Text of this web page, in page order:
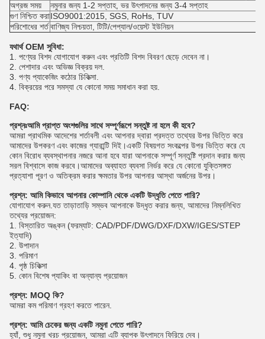
অগ্রজ সময়
নমুনার জন্য 1-2 সপ্তাহ, ভর উৎপাদনের জন্য 3-4 সপ্তাহ
গুণ নিশ্চিত করাISO9001:2015, SGS, RoHs, TUV
পরিশোধের শর্তবাণিজ্য নিশ্চয়তা, টিটি/পেপ্যাল/ওয়েস্ট ইউনিয়ন
যথার্থ OEM সুবিধা:
1. পণ্যের বিশদ যোগাযোগ করুন এবং প্রতিটি বিশদ বিবরণ ছেড়ে দেবেন না।
2. পেশাদার এবং অভিজ্ঞ বিক্রয় দল.
3. পণ্য প্যাকেজিং কঠোর চিকিত্সা.
4. বিক্রয়ের পরে সমস্যা যে কোনো সময় সমাধান করা হয়.
FAQ:
প্রশ্নঃআমি প্রাপ্ত অংশগুলির সাথে সম্পূর্ণরূপে সন্তুষ্ট না হলে কী হবে?
আমরা প্রাথমিক আদেশের শর্তাবলী এবং আপনার দ্বারা প্রদত্ত তথ্যের উপর ভিত্তি করে
আমাদের উপকরণ এবং কাজের গ্যারান্টি দিই।একটি বিষয়গত সংকল্পের উপর ভিত্তি করে যে
কোন বিরোধ ব্যবস্থাপনার নজরে আনা হবে যারা আপনাকে সম্পূর্ণ সন্তুষ্টি প্রদান করার জন্য
সরল বিশ্বাসে কাজ করবে।আমাদের অব্যাহত ব্যবসা নির্ভর করে যে কোনো যুক্তিসঙ্গত
প্রত্যাশা পূরণ ও অতিক্রম করার ক্ষমতার উপর আপনার আস্থা অর্জনের উপর।
প্রশ্ন: আমি কিভাবে আপনার কোম্পানি থেকে একটি উদ্ধৃতি পেতে পারি?
যোগাযোগ করুন.যত তাড়াতাড়ি সম্ভব আপনাকে উদ্ধৃত করার জন্য, আমাদের নিম্নলিখিত
তথ্যের প্রয়োজন:
1. বিস্তারিত অঙ্কন (ফরম্যাট: CAD/PDF/DWG/DXF/DXW/IGES/STEP
ইত্যাদি)
2. উপাদান
3. পরিমাণ
4. পৃষ্ঠ চিকিত্সা
5. কোন বিশেষ প্যাকিং বা অন্যান্য প্রয়োজন
প্রশ্ন: MOQ কি?
আমরা কম পরিমাণ গ্রহণ করতে পারেন.
প্রশ্ন: আমি চেকের জন্য একটি নমুনা পেতে পারি?
হ্যাঁ, শুধু নমুনা খরচ প্রয়োজন, আমরা এটি ব্যাপক উৎপাদনে ফিরিয়ে দেব।